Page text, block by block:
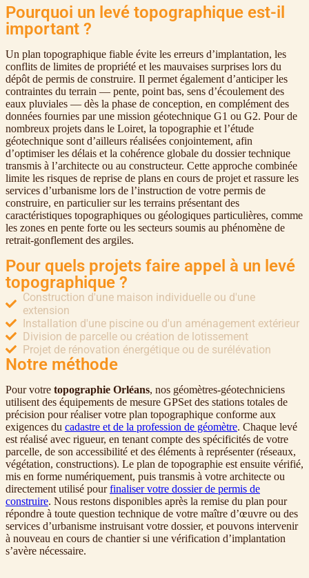
Pourquoi un levé topographique est-il
important ?
Un plan topographique fiable évite les erreurs d’implantation, les
conflits de limites de propriété et les mauvaises surprises lors du
dépôt de permis de construire. Il permet également d’anticiper les
contraintes du terrain — pente, point bas, sens d’écoulement des
eaux pluviales — dès la phase de conception, en complément des
données fournies par une mission géotechnique G1 ou G2. Pour de
nombreux projets dans le Loiret, la topographie et l’étude
géotechnique sont d’ailleurs réalisées conjointement, afin
d’optimiser les délais et la cohérence globale du dossier technique
transmis à l’architecte ou au constructeur. Cette approche combinée
limite les risques de reprise de plans en cours de projet et rassure les
services d’urbanisme lors de l’instruction de votre permis de
construire, en particulier sur les terrains présentant des
caractéristiques topographiques ou géologiques particulières, comme
les zones en pente forte ou les secteurs soumis au phénomène de
retrait-gonflement des argiles.
Pour quels projets faire appel à un levé
topographique ?
Construction d'une maison individuelle ou d'une
extension
Installation d'une piscine ou d'un aménagement extérieur
Division de parcelle ou création de lotissement
Projet de rénovation énergétique ou de surélévation
Notre méthode
Pour votre topographie Orléans, nos géomètres-géotechniciens
utilisent des équipements de mesure GPSet des stations totales de
précision pour réaliser votre plan topographique conforme aux
exigences du cadastre et de la profession de géomètre. Chaque levé
est réalisé avec rigueur, en tenant compte des spécificités de votre
parcelle, de son accessibilité et des éléments à représenter (réseaux,
végétation, constructions). Le plan de topographie est ensuite vérifié,
mis en forme numériquement, puis transmis à votre architecte ou
directement utilisé pourfinaliser votre dossier de permis de
construire. Nous restons disponibles après la remise du plan pour
répondre à toute question technique de votre maître d’œuvre ou des
services d’urbanisme instruisant votre dossier, et pouvons intervenir
à nouveau en cours de chantier si une vérification d’implantation
s’avère nécessaire.